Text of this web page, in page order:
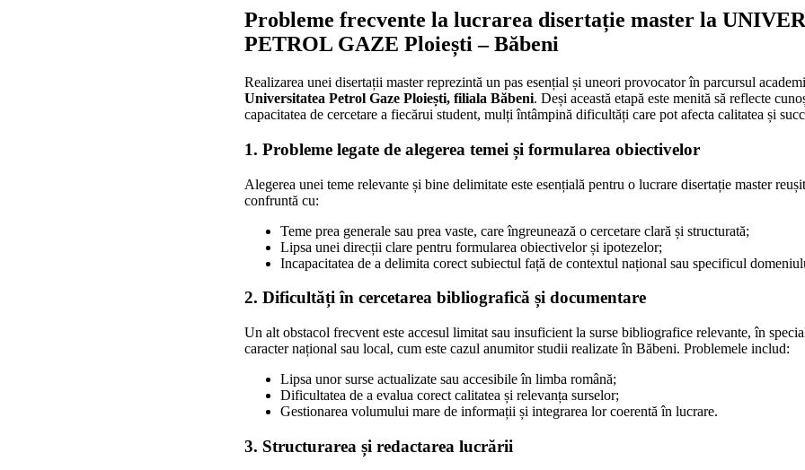
Probleme frecvente la lucrarea disertație master la
PETROL GAZE Ploiești – Băbeni
Realizarea unei disertații master reprezintă un pas esențial și uneori provocator în parcursul
Universitatea Petrol Gaze Ploiești, filiala Băbeni. Deși această etapă este menită să reflecte
capacitatea de cercetare a fiecărui student, mulți întâmpină dificultăți care pot afecta calitatea și
1. Probleme legate de alegerea temei și formularea obiectivelor
Alegerea unei teme relevante și bine delimitate este esențială pentru o lucrare disertație master
confruntă cu:
Teme prea generale sau prea vaste, care îngreunează o cercetare clară și structurată;
Lipsa unei direcții clare pentru formularea obiectivelor și ipotezelor;
Incapacitatea de a delimita corect subiectul față de contextul național sau specificul
2. Dificultăți în cercetarea bibliografică și documentare
Un alt obstacol frecvent este accesul limitat sau insuficient la surse bibliografice relevante, în
caracter național sau local, cum este cazul anumitor studii realizate în Băbeni. Problemele includ:
Lipsa unor surse actualizate sau accesibile în limba română;
Dificultatea de a evalua corect calitatea și relevanța surselor;
Gestionarea volumului mare de informații și integrarea lor coerentă în lucrare.
3. Structurarea și redactarea lucrării